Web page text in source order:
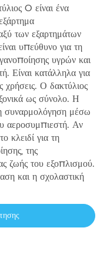
O είναι ένα
των εξαρτημάτων
υπεύθυνο για τη
υγρών και
Είναι κατάλληλα για
χρήσεις. Ο δακτύλιος
ως σύνολο. Η
συναρμολόγηση μέσω
αεροσυμπιεστή. Αν
κλειδί για τη
της
ζωής του εξοπλισμού.
και η σχολαστική